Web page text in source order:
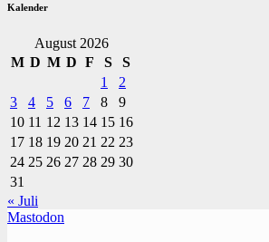
Kalender
August 2026
M D M D F S
S
1
2
3
4 5 6 7 8
9
10 11 12 13 14 15 16
17 18 19 20 21 22 23
24 25 26 27 28 29 30
31
« Juli
Mastodon